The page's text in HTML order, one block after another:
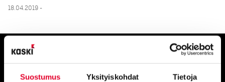
Suostumus Yksityiskohdat Tietoja
18.04.2019 -